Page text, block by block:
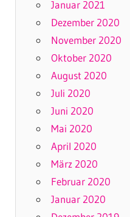
Januar 2021
Dezember 2020
November 2020
Oktober 2020
August 2020
Juli 2020
Juni 2020
Mai 2020
April 2020
März 2020
Februar 2020
Januar 2020